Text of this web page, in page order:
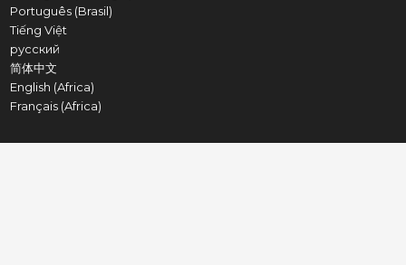
Português (Brasil)
Tiếng Việt
русский
简体中文
English (Africa)
Français (Africa)